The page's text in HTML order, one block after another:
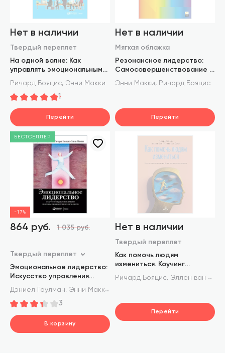
Нет в наличии
Твердый переплет
На одной волне: Как
управлять эмоциональным
климатом в коллективе
Ричард Бояцис, Энни Макки
1
Перейти
Нет в наличии
Мягкая обложка
Резонансное лидерство:
Самосовершенствование и
построение плодотворных
взаимоотношений с людьми
эмпатии
Энни Макки, Ричард Бояцис
Перейти
БЕСТСЕЛЛЕР
-17%
864 руб. 1 035 руб.
Твердый переплет
Эмоциональное лидерство:
Искусство управления
людьми на основе
эмоционального интеллекта
Дэниел Гоулман, Энни Макки
3
В корзину
Нет в наличии
Твердый переплет
Как помочь людям
измениться. Коучинг
Сопереживания для
безграничного роста и
Ричард Бояцис, Эллен ван Остен
Перейти